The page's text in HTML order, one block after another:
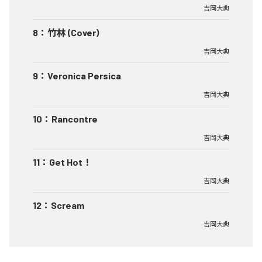
吉岡大典
8 ： 竹林 (Cover)
吉岡大典
9 ： Veronica Persica
吉岡大典
10 ： Rancontre
吉岡大典
11 ： Get Hot！
吉岡大典
12 ： Scream
吉岡大典